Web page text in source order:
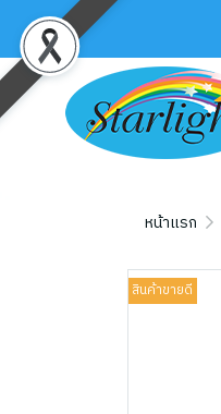
หน้าแรก
สินค้าขายดี